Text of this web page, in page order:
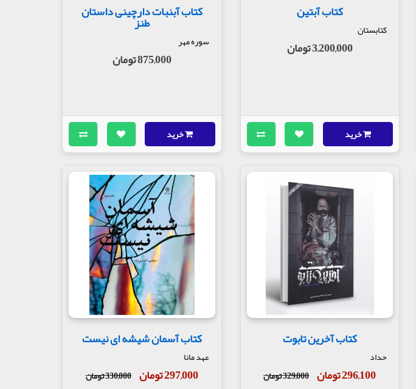
کتاب آبتین
کتابستان
3,200,000 تومان
خرید
کتاب آبنبات دارچینی داستان
طنز
سوره مهر
875,000 تومان
خرید
کتاب آخرین تابوت
حداد
296,100 تومان 329,000 تومان
کتاب آسمان شیشه ای نیست
عهد مانا
297,000 تومان 330,000 تومان